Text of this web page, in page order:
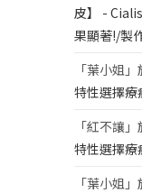
皮】 -
果顯著!/製
「葉小姐
特性選擇療
「紅不讓
特性選擇療
「葉小姐